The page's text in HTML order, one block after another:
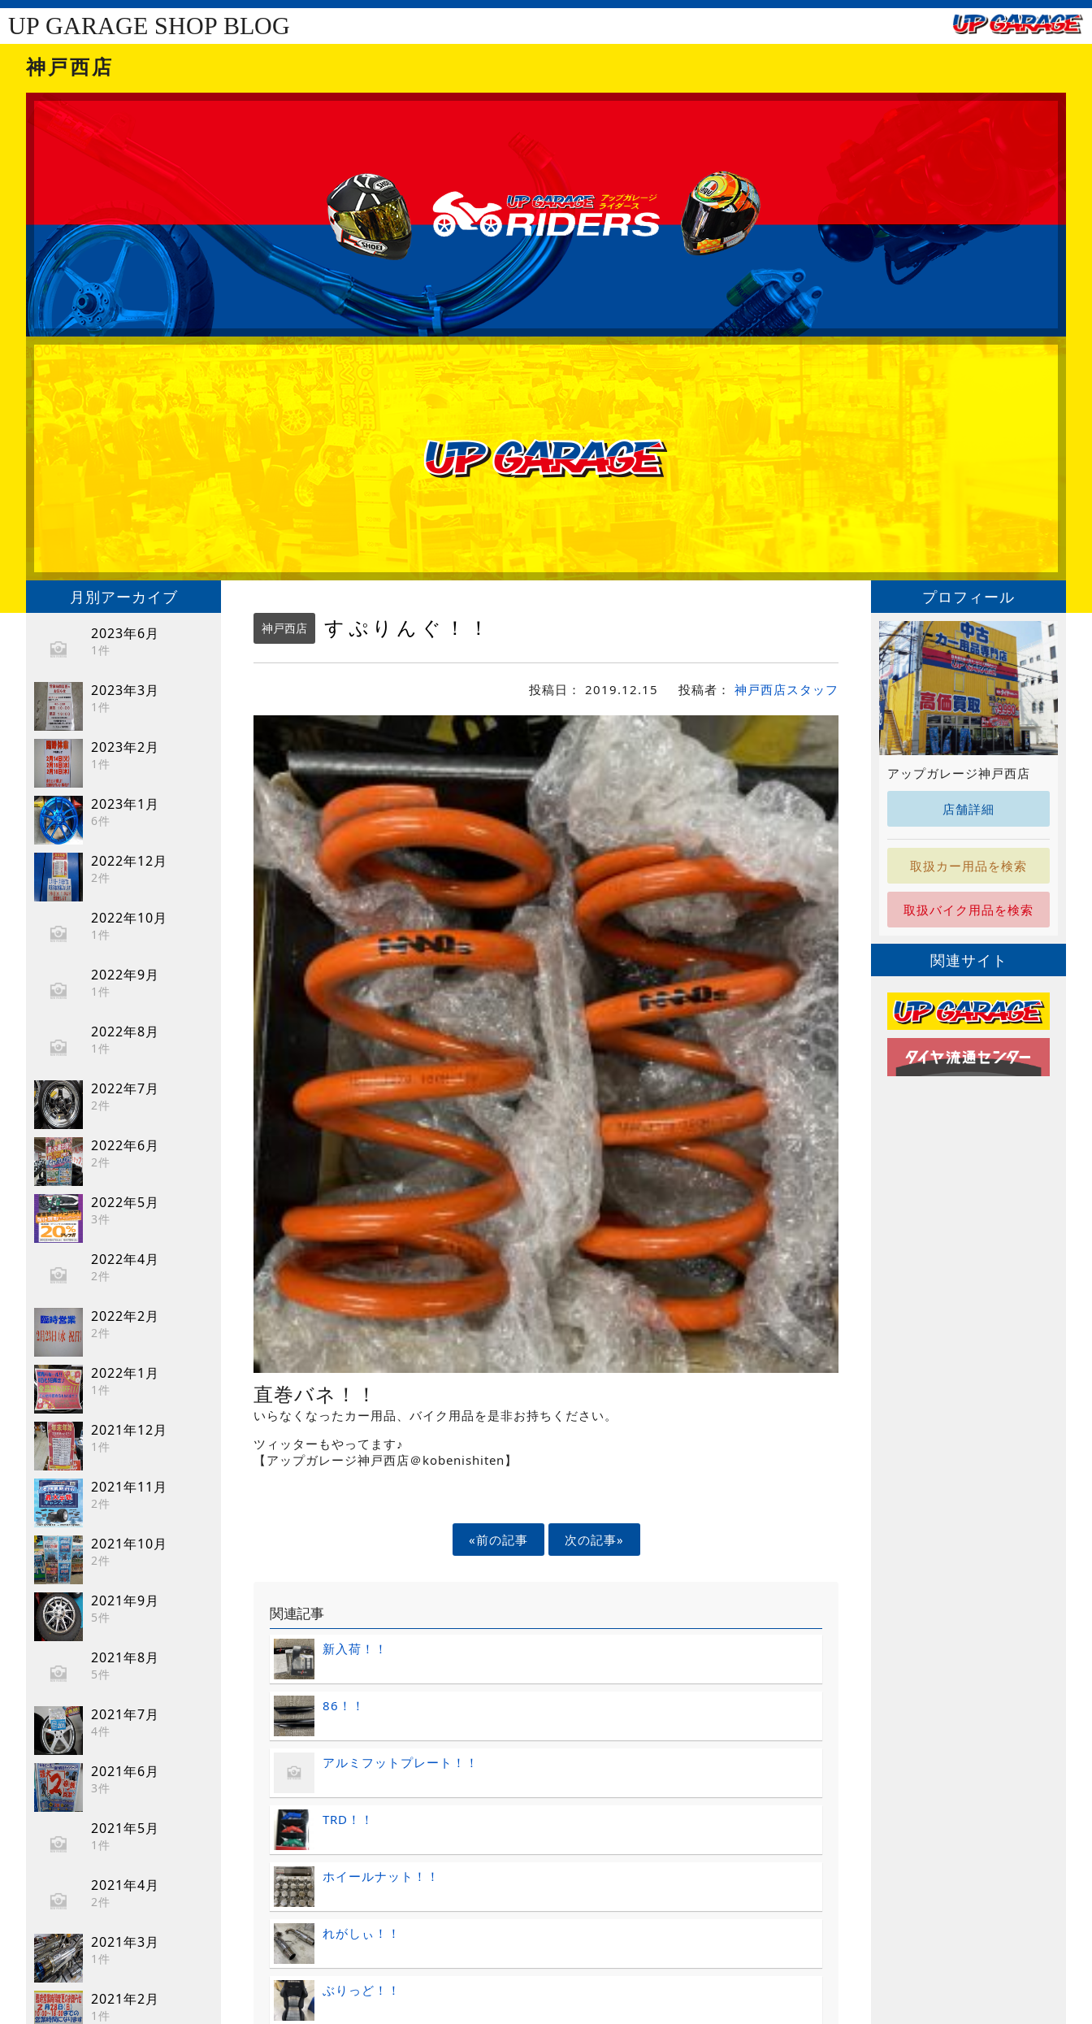
UP GARAGE SHOP BLOG
神戸西店
月別アーカイブ
2023年6月
1件
2023年3月
1件
2023年2月
1件
2023年1月
6件
2022年12月
2件
2022年10月
1件
2022年9月
1件
2022年8月
1件
2022年7月
2件
2022年6月
2件
2022年5月
3件
2022年4月
2件
2022年2月
2件
2022年1月
1件
2021年12月
1件
2021年11月
2件
2021年10月
2件
2021年9月
5件
2021年8月
5件
2021年7月
4件
2021年6月
3件
2021年5月
1件
2021年4月
2件
2021年3月
1件
2021年2月
1件
神戸西店 すぷりんぐ！！
投稿日： 2019.12.15 投稿者： 神戸西店スタッフ
直巻バネ！！
いらなくなったカー用品、バイク用品を是非お持ちください。
ツィッターもやってます♪
【アップガレージ神戸西店＠kobenishiten】
«前の記事 次の記事»
関連記事
新入荷！！
86！！
アルミフットプレート！！
TRD！！
ホイールナット！！
れがしぃ！！
ぶりっど！！
プロフィール
アップガレージ神戸西店
店舗詳細
取扱カー用品を検索
取扱バイク用品を検索
関連サイト